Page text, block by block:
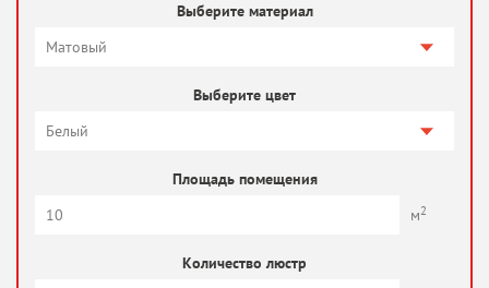
Выберите материал
Выберите цвет
Площадь помещения
м2
Количество люстр